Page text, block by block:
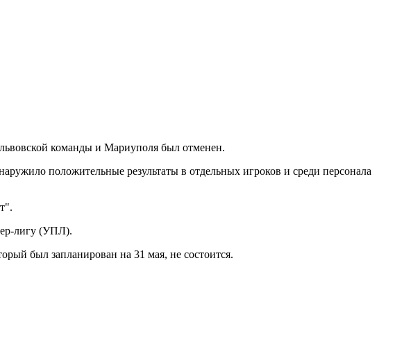
команды и Мариуполя был отменен.
положительные результаты в отдельных игроков и среди персонала
лигу (УПЛ).
был запланирован на 31 мая, не состоится.